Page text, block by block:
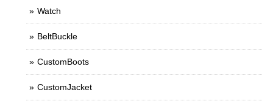
Watch
BeltBuckle
CustomBoots
CustomJacket